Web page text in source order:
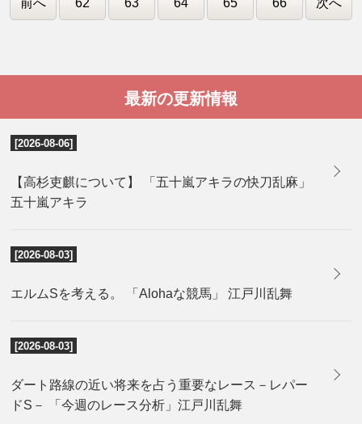
最新の更新情報
[2026-08-06]
【高杉吏麒について】 「五十嵐アキラの快刀乱麻」
五十嵐アキラ
[2026-08-03]
エルムSを考える。 「Alohaな競馬」 江戸川乱舞
[2026-08-03]
ダート路線の近い将来を占う重要なレース－レパー
ドS－ 「今週のレース分析」江戸川乱舞